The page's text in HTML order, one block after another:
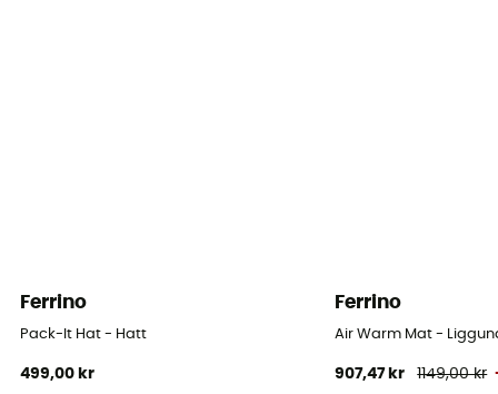
Ferrino
Pack-It Hat - Hatt
499,00 kr
Ferrino
Air Warm Mat -
907,47 kr 1149,00 kr